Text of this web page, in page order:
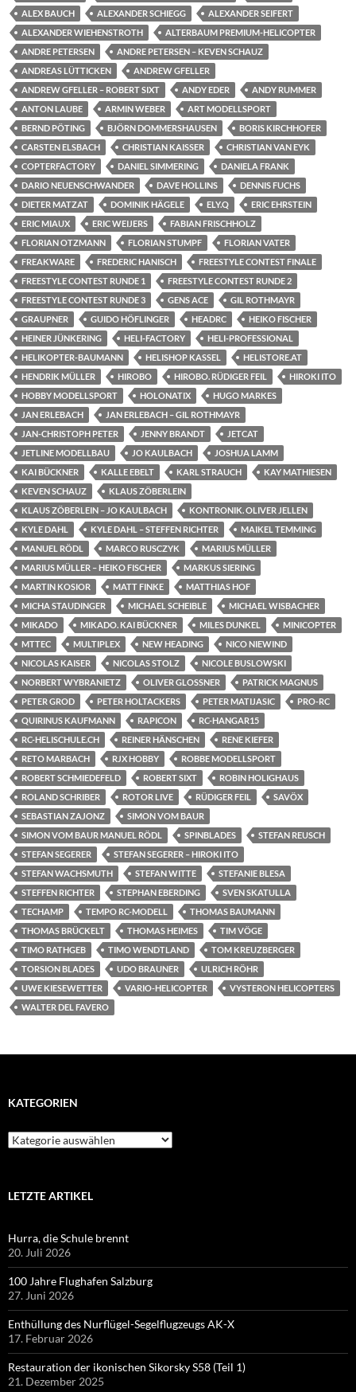
ALEX BAUCH
ALEXANDER SCHIEGG
ALEXANDER SEIFERT
ALEXANDER WIEHENSTROTH
ALTERBAUM PREMIUM-HELICOPTER
ANDRE PETERSEN
ANDRE PETERSEN – KEVEN SCHAUZ
ANDREAS LÜTTICKEN
ANDREW GFELLER
ANDREW GFELLER – ROBERT SIXT
ANDY EDER
ANDY RUMMER
ANTON LAUBE
ARMIN WEBER
ART MODELLSPORT
BERND PÖTING
BJÖRN DOMMERSHAUSEN
BORIS KIRCHHOFER
CARSTEN ELSBACH
CHRISTIAN KAISSER
CHRISTIAN VAN EYK
COPTERFACTORY
DANIEL SIMMERING
DANIELA FRANK
DARIO NEUENSCHWANDER
DAVE HOLLINS
DENNIS FUCHS
DIETER MATZAT
DOMINIK HÄGELE ELY.Q
ERIC EHRSTEIN
ERIC MIAUX
ERIC WEIJERS
FABIAN FRISCHHOLZ
FLORIAN OTZMANN
FLORIAN STUMPF
FLORIAN VATER
FREAKWARE
FREDERIC HANISCH
FREESTYLE CONTEST FINALE
FREESTYLE CONTEST RUNDE 1
FREESTYLE CONTEST RUNDE 2
FREESTYLE CONTEST RUNDE 3
GENS ACE
GIL ROTHMAYR
GRAUPNER
GUIDO HÖFLINGER HEADRC
HEIKO FISCHER
HEINER JÜNKERING
HELI-FACTORY
HELI-PROFESSIONAL
HELIKOPTER-BAUMANN
HELISHOP KASSEL
HELISTORE.AT
HENDRIK MÜLLER
HIROBO HIROBO. RÜDIGER FEIL
HIROKI ITO
HOBBY MODELLSPORT
HOLONATIX
HUGO MARKES
JAN ERLEBACH
JAN ERLEBACH – GIL ROTHMAYR
JAN-CHRISTOPH PETER
JENNY BRANDT
JETCAT
JETLINE MODELLBAU
JO KAULBACH
JOSHUA LAMM
KAI BÜCKNER
KALLE EBELT KARL STRAUCH
KAY MATHIESEN
KEVEN SCHAUZ
KLAUS ZÖBERLEIN
KLAUS ZÖBERLEIN – JO KAULBACH
KONTRONIK. OLIVER JELLEN
KYLE DAHL
KYLE DAHL – STEFFEN RICHTER
MAIKEL TEMMING
MANUEL RÖDL
MARCO RUSCZYK
MARIUS MÜLLER
MARIUS MÜLLER – HEIKO FISCHER
MARKUS SIERING
MARTIN KOSIOR
MATT FINKE
MATTHIAS HOF
MICHA STAUDINGER
MICHAEL SCHEIBLE
MICHAEL WISBACHER
MIKADO
MIKADO. KAI BÜCKNER MILES DUNKEL
MINICOPTER
MTTEC
MULTIPLEX NEW HEADING
NICO NIEWIND
NICOLAS KAISER
NICOLAS STOLZ
NICOLE BUSLOWSKI
NORBERT WYBRANIETZ
OLIVER GLOSSNER
PATRICK MAGNUS
PETER GROD
PETER HOLTACKERS PETER MATIJASIC
PRO-RC
QUIRINUS KAUFMANN
RAPICON
RC-HANGAR15
RC-HELISCHULE.CH
REINER HÄNSCHEN
RENE KIEFER
RETO MARBACH
RJX HOBBY
ROBBE MODELLSPORT
ROBERT SCHMIEDEFELD
ROBERT SIXT
ROBIN HOLIGHAUS
ROLAND SCHRIBER
ROTOR LIVE RÜDIGER FEIL
SAVÖX
SEBASTIAN ZAJONZ
SIMON VOM BAUR
SIMON VOM BAUR MANUEL RÖDL
SPINBLADES
STEFAN REUSCH
STEFAN SEGERER
STEFAN SEGERER – HIROKI ITO
STEFAN WACHSMUTH
STEFAN WITTE
STEFANIE BLESA
STEFFEN RICHTER
STEPHAN EBERDING
SVEN SKATULLA
TECHAMP
TEMPO RC-MODELL
THOMAS BAUMANN
THOMAS BRÜCKELT
THOMAS HEIMES
TIM VÖGE
TIMO RATHGEB
TIMO WENDTLAND
TOM KREUZBERGER
TORSION BLADES
UDO BRAUNER
ULRICH RÖHR
UWE KIESEWETTER
VARIO-HELICOPTER
VYSTERON HELICOPTERS
WALTER DEL FAVERO
KATEGORIEN
Kategorien
LETZTE ARTIKEL
Hurra, die Schule brennt
20. Juli 2026
100 Jahre Flughafen Salzburg
27. Juni 2026
Enthüllung des Nurflügel-Segelflugzeugs AK-X
17. Februar 2026
Restauration der ikonischen Sikorsky S58 (Teil 1)
21. Dezember 2025